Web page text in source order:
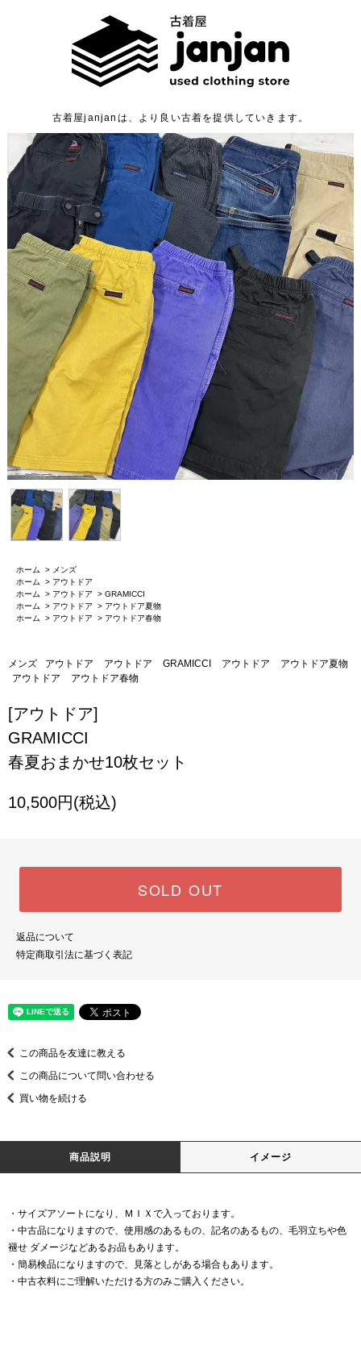
古着屋janjanは、より良い古着を提供していきます。
ホーム > メンズ
ホーム
> アウトドア
ホーム
> アウトドア > GRAMICCI
ホーム
> アウトドア > アウトドア夏物
ホーム
> アウトドア > アウトドア春物
メンズ アウトドア アウトドア GRAMICCI アウトドア
アウトドア夏物
アウトドア
アウトドア春物
[アウトドア]
GRAMICCI
春夏おまかせ10枚セット
10,500円(税込)
SOLD OUT
返品について
特定商取引法に基づく表記
この商品を友達に教える
この商品について問い合わせる
買い物を続ける
商品説明 イメージ
・サイズアソートになり、ＭＩＸで入っております。
・中古品になりますので、使用感のあるもの、記名のあるもの、毛羽立ちや色
褪せ ダメージなどあるお品もあります。
・簡易検品になりますので、見落としがある場合もあります。
・中古衣料にご理解いただける方のみご購入ください。